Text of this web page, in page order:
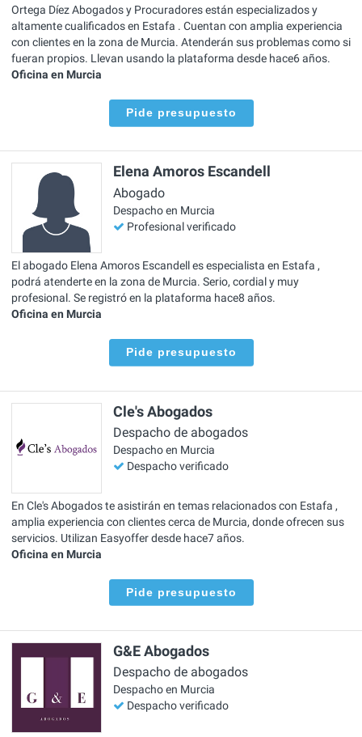
Ortega Díez Abogados y Procuradores están especializados y
altamente cualificados en Estafa . Cuentan con amplia experiencia
con clientes en la zona de Murcia. Atenderán sus problemas como si
fueran propios. Llevan usando la plataforma desde hace6 años.
Oficina en Murcia
Pide presupuesto
Elena Amoros Escandell
Abogado
Despacho en Murcia
Profesional verificado
El abogado Elena Amoros Escandell es especialista en Estafa ,
podrá atenderte en la zona de Murcia. Serio, cordial y muy
profesional. Se registró en la plataforma hace8 años.
Oficina en Murcia
Pide presupuesto
Cle's Abogados
Despacho de abogados
Despacho en Murcia
Despacho verificado
En Cle's Abogados te asistirán en temas relacionados con Estafa ,
amplia experiencia con clientes cerca de Murcia, donde ofrecen sus
servicios. Utilizan Easyoffer desde hace7 años.
Oficina en Murcia
Pide presupuesto
G&E Abogados
Despacho de abogados
Despacho en Murcia
Despacho verificado